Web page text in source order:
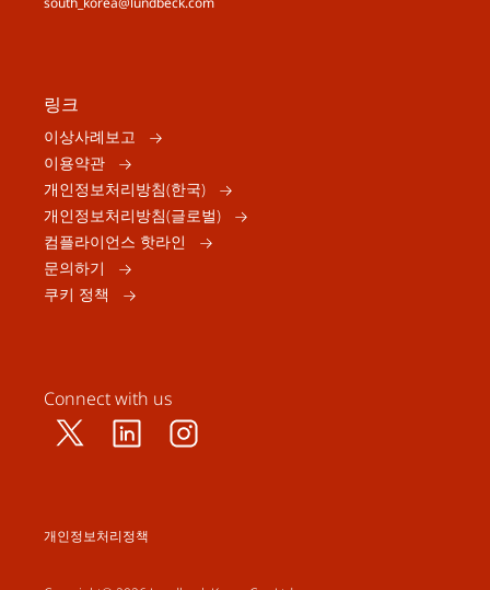
링크
이상사례보고
이용약관
개인정보처리방침(한국)
개인정보처리방침(글로벌)
컴플라이언스 핫라인
문의하기
쿠키 정책
Connect with us
개인정보처리정책